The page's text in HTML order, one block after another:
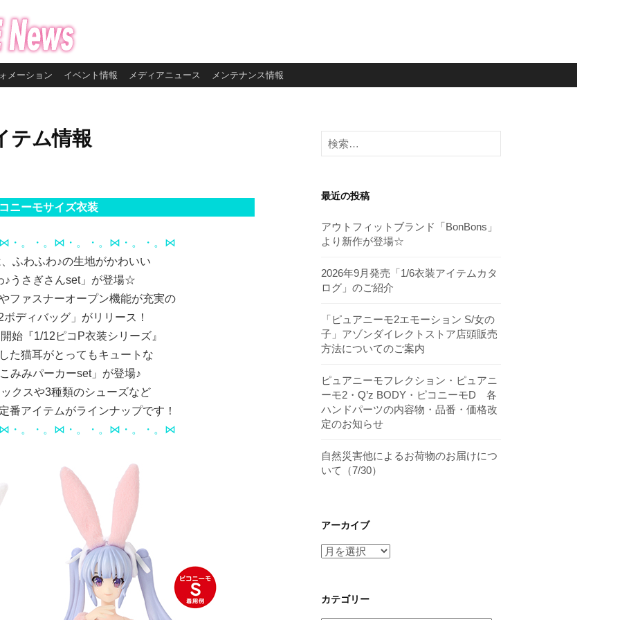
メーション イベント情報 メディアニュース メンテナンス情報
テム情報
ニーモサイズ衣装
・。・。⋈・。・。⋈・。・。⋈
ふわふわ♪の生地がかわいい
♪うさぎさんset」が登場☆
ファスナーオープン機能が充実の
ディバッグ」がリリース！
始『1/12ピコP衣装シリーズ』
た猫耳がとってもキュートな
みみパーカーset」が登場♪
クスや3種類のシューズなど
番アイテムがラインナップです！
・。・。⋈・。・。⋈・。・。⋈
検
索:
最近の投稿
アウトフィットブランド「BonBons」
より新作が登場☆
2026年9月発売「1/6衣装アイテムカタ
ログ」のご紹介
「ピュアニーモ2エモーション S/女の
子」アゾンダイレクトストア店頭販売
方法についてのご案内
ピュアニーモフレクション・ピュアニ
ーモ2・Q’z BODY・ピコニーモD 各
ハンドパーツの内容物・品番・価格改
定のお知らせ
自然災害他によるお荷物のお届けにつ
いて（7/30）
アーカイブ
ア
イ
ブ
カテゴリー